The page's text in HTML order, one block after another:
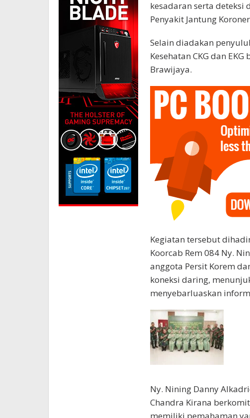
kesadaran serta deteksi
Penyakit Jantung Koroner
Selain diadakan
Kesehatan CKG dan
Brawijaya.
Kegiatan tersebut
Koorcab Rem 084 Ny.
anggota Persit Korem
koneksi daring,
menyebarluaskan
Ny. Nining Danny
Chandra Kirana
memiliki pemahaman